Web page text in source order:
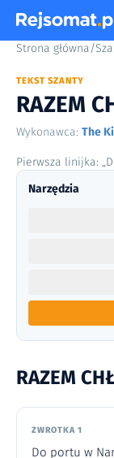
Strona główna/
TEKST SZANTY
RAZEM
Wykonawca: The
Pierwsza linijka:
RAZEM
ZWROTKA 1
Do portu w
Narzędzia